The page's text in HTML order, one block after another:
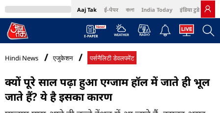
Aaj Tak ई-पेपर বাংলা India Today इंडिया टुडे हिंदी
MumbaiTak Cosmopolitan Harper's Bazaar Northeast
Hindi News एजुकेशन पर्सनैलिटी डेवलपमेंट
क्यों पूरे साल पढ़ा हुआ एग्जाम हॉल में जाते ही भूल
जाते हैं? ये है इसका कारण